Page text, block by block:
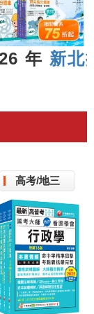
北捷運
高考/地三